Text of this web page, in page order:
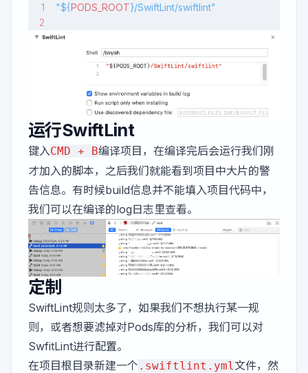
"${PODS_ROOT}/SwiftLint/swiftlint"
运行SwiftLint
键入CMD + B编译项目，在编译完后会运行我们刚
才加入的脚本，之后我们就能看到项目中大片的警
告信息。有时候build信息并不能填入项目代码中，
我们可以在编译的log日志里查看。
定制
SwiftLint规则太多了，如果我们不想执行某一规
则，或者想要滤掉对Pods库的分析，我们可以对
SwfitLint进行配置。
在项目根目录新建一个 .swiftlint.yml 文件，然